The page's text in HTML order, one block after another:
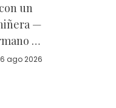
un
—
a
ago 2026